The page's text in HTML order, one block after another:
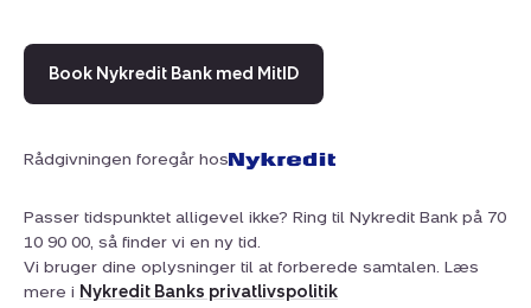
Book en fremvisning allerede i dag!
Book Nykredit Bank med MitID
Rådgivningen foregår hos
Passer tidspunktet alligevel ikke? Ring til Nykredit Bank på 70
10 90 00, så finder vi en ny tid.
Vi bruger dine oplysninger til at forberede samtalen. Læs
mere i Nykredit Banks privatlivspolitik